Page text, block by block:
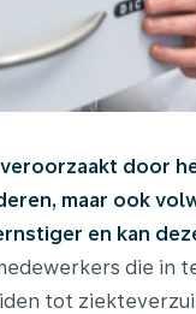
door
maar ook
en kan
die in
tot